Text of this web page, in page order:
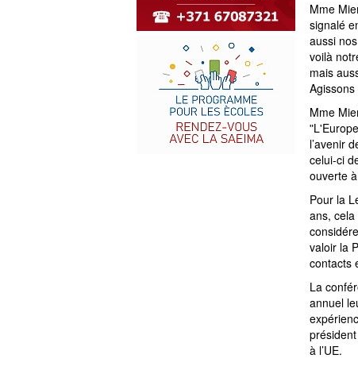
Mme
signalé
aussi
voilà
mais
Mme
l’avenir
celui-ci
ouverte
Pour la
ans,
valoir la
contacts
La
annuel
à l’UE.